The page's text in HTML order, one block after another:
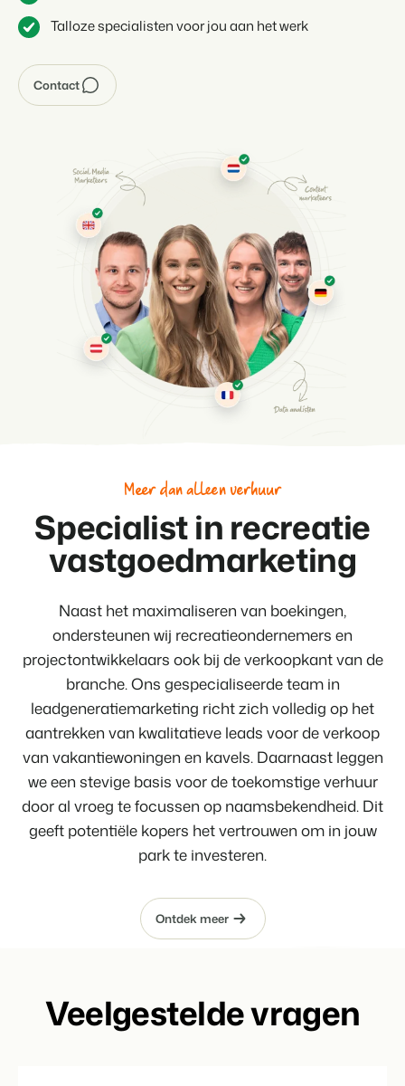
Talloze specialisten voor jou aan het werk
Contact
Meer dan alleen verhuur
Specialist in recreatie
vastgoedmarketing
Naast het maximaliseren van boekingen,
ondersteunen wij recreatieondernemers en
projectontwikkelaars ook bij de verkoopkant van de
branche. Ons gespecialiseerde team in
leadgeneratiemarketing richt zich volledig op het
aantrekken van kwalitatieve leads voor de verkoop
van vakantiewoningen en kavels. Daarnaast leggen
we een stevige basis voor de toekomstige verhuur
door al vroeg te focussen op naamsbekendheid. Dit
geeft potentiële kopers het vertrouwen om in jouw
park te investeren.
Ontdek meer
Veelgestelde vragen